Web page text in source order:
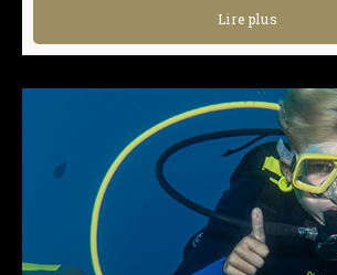
Lire plus